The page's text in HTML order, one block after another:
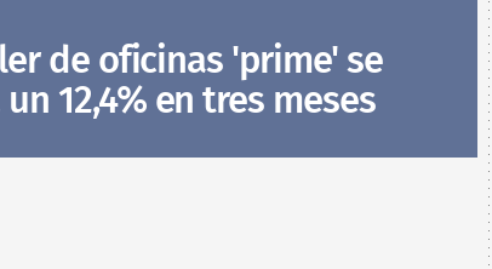
de oficinas 'prime' se
12,4% en tres meses